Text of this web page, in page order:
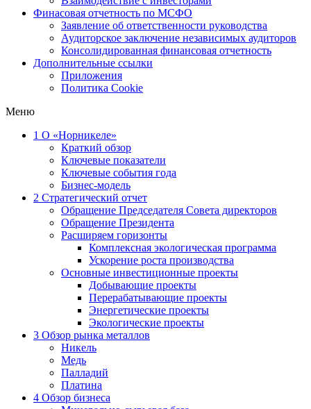
Финасовая отчетность по МСФО
Заявление об ответственности руководства
Аудиторское заключение независимых аудиторов
Консолидированная финансовая отчетность
Дополнительные ссылки
Приложения
Политика Cookie
Меню
1 О «Норникеле»
Краткий обзор
Ключевые показатели
Ключевые события года
Бизнес-модель
2 Стратегический отчет
Обращение Председателя Совета директоров
Обращение Президента
Расширяем горизонты
Комплексная экологическая программа
Ускорение роста производства
Основные инвестиционные проекты
Добывающие проекты
Перерабатывающие проекты
Энергетические проекты
Экологические проекты
3 Обзор рынка металлов
Никель
Медь
Палладий
Платина
4 Обзор бизнеса